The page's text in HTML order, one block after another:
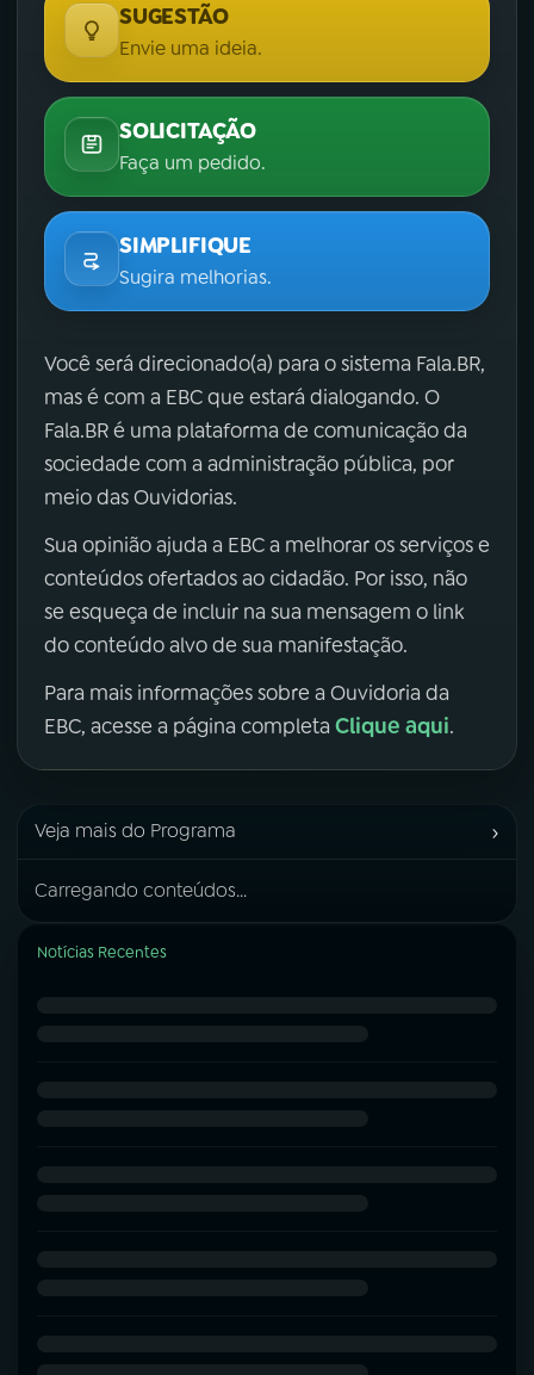
SUGESTÃO
Envie uma ideia.
SOLICITAÇÃO
Faça um pedido.
SIMPLIFIQUE
Sugira melhorias.
Você será direcionado(a) para o sistema Fala.BR,
mas é com a EBC que estará dialogando. O
Fala.BR é uma plataforma de comunicação da
sociedade com a administração pública, por
meio das Ouvidorias.
Sua opinião ajuda a EBC a melhorar os serviços e
conteúdos ofertados ao cidadão. Por isso, não
se esqueça de incluir na sua mensagem o link
do conteúdo alvo de sua manifestação.
Para mais informações sobre a Ouvidoria da
EBC, acesse a página completa Clique aqui.
Veja mais do Programa ›
Carregando conteúdos...
Notícias Recentes